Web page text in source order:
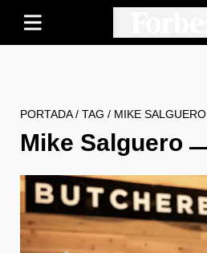
PORTADA/ TAG / MIKE SALGUERO
Mike Salguero